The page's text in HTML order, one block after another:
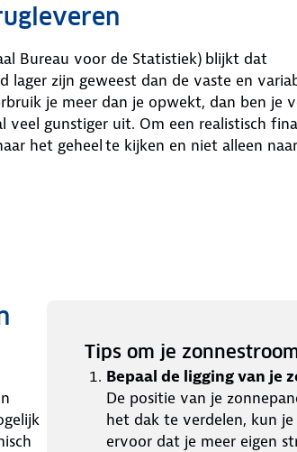
Bureau voor de Statistiek) blijkt dat
lager zijn geweest dan de vaste en
je meer dan je opwekt, dan ben je
gunstiger uit. Om een realistisch
het geheel te kijken en niet alleen
Tips om je
Bepaal de ligging van je
De positie van je
het dak te verdelen, kun
ervoor dat je meer eigen